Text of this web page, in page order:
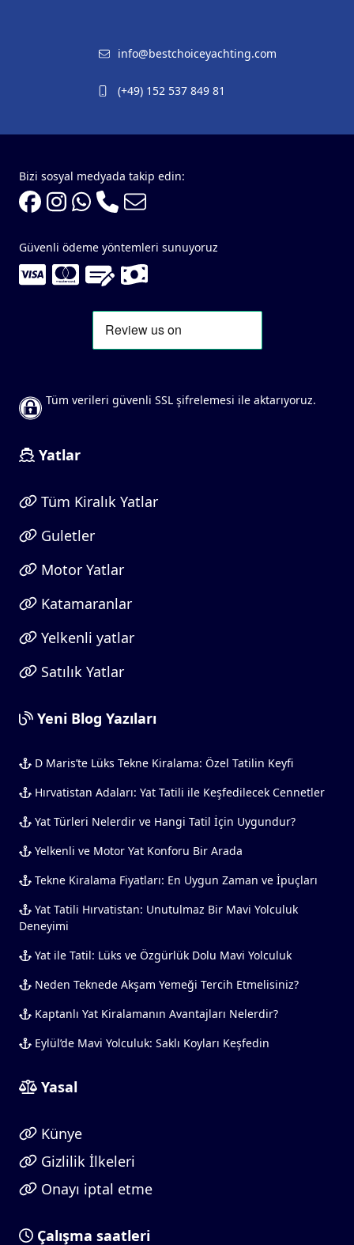
info@bestchoiceyachting.com
(+49) 152 537 849 81
Bizi sosyal medyada takip edin:
Güvenli ödeme yöntemleri sunuyoruz
Tüm verileri güvenli SSL şifrelemesi ile aktarıyoruz.
Yatlar
Tüm Kiralık Yatlar
Guletler
Motor Yatlar
Katamaranlar
Yelkenli yatlar
Satılık Yatlar
Yeni Blog Yazıları
D Maris’te Lüks Tekne Kiralama: Özel Tatilin Keyfi
Hırvatistan Adaları: Yat Tatili ile Keşfedilecek Cennetler
Yat Türleri Nelerdir ve Hangi Tatil İçin Uygundur?
Yelkenli ve Motor Yat Konforu Bir Arada
Tekne Kiralama Fiyatları: En Uygun Zaman ve İpuçları
Yat Tatili Hırvatistan: Unutulmaz Bir Mavi Yolculuk
Deneyimi
Yat ile Tatil: Lüks ve Özgürlük Dolu Mavi Yolculuk
Neden Teknede Akşam Yemeği Tercih Etmelisiniz?
Kaptanlı Yat Kiralamanın Avantajları Nelerdir?
Eylül’de Mavi Yolculuk: Saklı Koyları Keşfedin
Yasal
Künye
Gizlilik İlkeleri
Onayı iptal etme
Çalışma saatleri